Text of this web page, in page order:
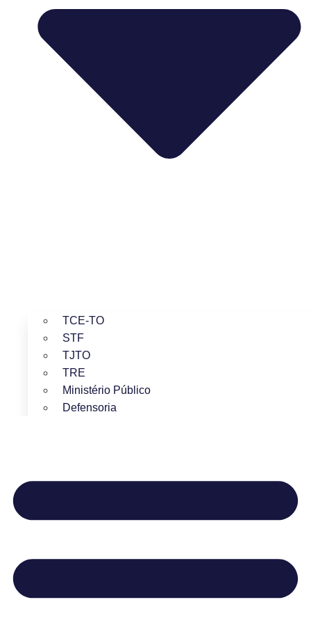
TCE-TO
STF
TJTO
TRE
Ministério Público
Defensoria